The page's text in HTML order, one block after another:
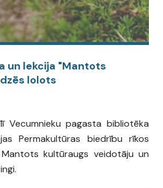
un lekcija "Mantots
lolots
Vecumnieku pagasta bibliotēka
Permakultūras biedrību rīkos
kultūraugs veidotāju un